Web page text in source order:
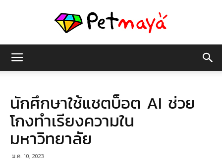
มายา
นักศึกษาใช้แชตบ็อต AI ช่วย
โกงทำเรียงความใน
มหาวิทยาลัย
ม.ค. 10, 2023